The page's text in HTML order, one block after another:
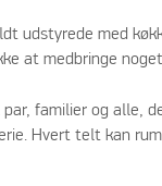
udstyrede med
at medbringe
familier og alle,
Hvert telt kan